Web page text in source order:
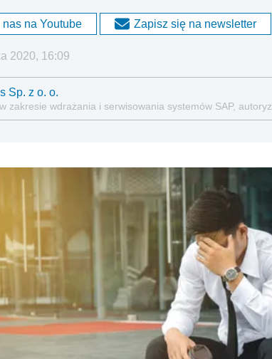
na Youtube Zapisz się na newsletter
2020, 16:09
Sp. z o. o.
zakresie wdrażania i serwisowania systemów SAP,